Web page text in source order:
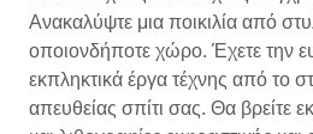
Ανακαλύψτε μια ποικιλία από
οποιονδήποτε χώρο. Έχετε την
εκπληκτικά έργα τέχνης από το
απευθείας σπίτι σας. Θα βρείτε